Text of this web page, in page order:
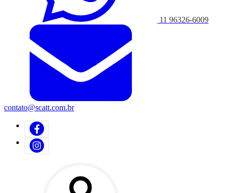
11 96326-6009
contato@scatt.com.br